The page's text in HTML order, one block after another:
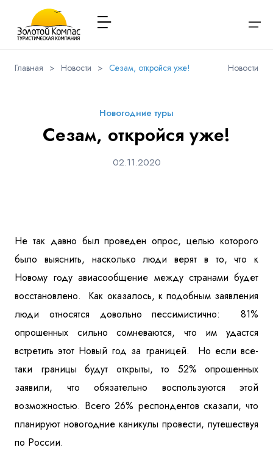
Расписание туров
Туры и экскурсии
Контакты
Главная > Новости > Сезам, откройся уже! Новости
Новогодние туры
Сезам, откройся уже!
02.11.2020
Не так давно был проведен опрос, целью которого
было выяснить, насколько люди верят в то, что к
Новому году авиасообщение между странами будет
восстановлено. Как оказалось, к подобным заявления
люди относятся довольно пессимистично: 81%
опрошенных сильно сомневаются, что им удастся
встретить этот Новый год за границей. Но если все-
таки границы будут открыты, то 52% опрошенных
заявили, что обязательно воспользуются этой
возможностью. Всего 26% респондентов сказали, что
планируют новогодние каникулы провести, путешествуя
по России.
Куда бы Вы хотели отправиться?
Я даю согласие наобработку персональных данныхи
ознакомленс политикой компании в отношении
обработки персональных данных
Вход / Регистрация
с политикой компании в отношении
Whatsapp Viber